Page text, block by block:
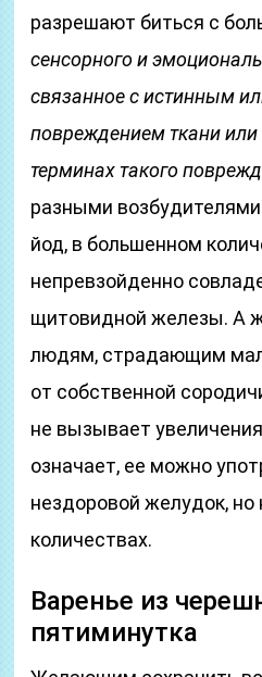
разрешают биться с
сенсорного и
связанное с истинным
повреждением ткани
терминах такого
разными
йод, в большенном
непревзойденно
щитовидной железы. А
людям, страдающим
от собственной
не вызывает
означает, ее можно
нездоровой желудок, но
количествах.
Варенье из
пятиминутка